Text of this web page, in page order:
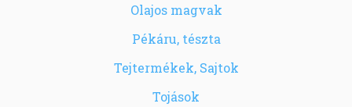
Olajos magvak
Pékáru, tészta
Tejtermékek, Sajtok
Tojások